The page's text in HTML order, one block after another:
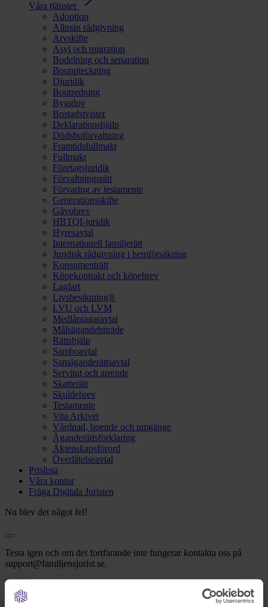
Våra tjänster
Adoption
Allmän rådgivning
Arvskifte
Asyl och migration
Bodelning och separation
Bouppteckning
Djuridik
Boutredning
Bygglov
Bostadstvister
Deklarationshjälp
Dödsboförvaltning
Framtidsfullmakt
Fullmakt
Företagsjuridik
Förvaltningsrätt
Förvaring av testamente
Generationsskifte
Gåvobrev
HBTQI-juridik
Hyresavtal
Internationell familjerätt
Juridisk rådgivning i hemförsäkring
Konsumenträtt
Köpekontrakt och köpebrev
Lagfart
Livsbesiktning®
LVU och LVM
Medlåntagaravtal
Målsägandebiträde
Rättshjälp
Samboavtal
Samäganderättsavtal
Servitut och arrende
Skatterätt
Skuldebrev
Testamente
Vita Arkivet
Vårdnad, boende och umgänge
Äganderättsförklaring
Äktenskapsförord
Överlåtelseavtal
Prislista
Våra kontor
Fråga Digitala Juristen
Nu blev det något fel!
Testa igen och om det fortfarande inte fungerar kontakta oss på
support@familjensjurist.se.